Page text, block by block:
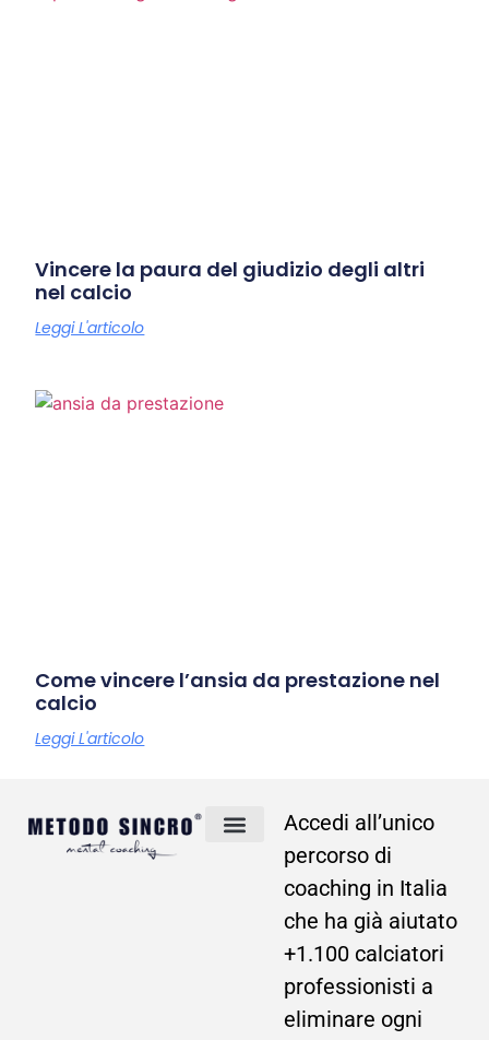
Vincere la paura del giudizio degli altri
nel calcio
Leggi L'articolo
Come vincere l’ansia da prestazione nel
calcio
Leggi L'articolo
Accedi all’unico
percorso di
coaching in Italia
che ha già aiutato
+1.100 calciatori
professionisti a
eliminare ogni